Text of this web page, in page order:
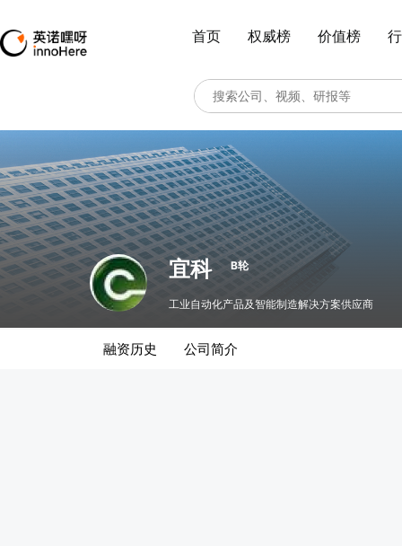
首页 权威榜 价值榜
宜科 B轮
工业自动化产品及智能制造解决方案供应商
融资历史 公司简介